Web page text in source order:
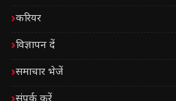
करियर
विज्ञापन दें
समाचार भेजें